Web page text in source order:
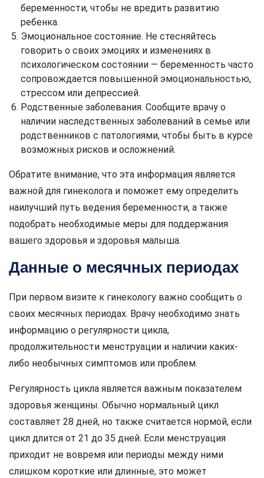
беременности, чтобы не вредить развитию
ребенка.
Эмоциональное состояние. Не стесняйтесь
говорить о своих эмоциях и изменениях в
психологическом состоянии — беременность часто
сопровождается повышенной эмоциональностью,
стрессом или депрессией.
Родственные заболевания. Сообщите врачу о
наличии наследственных заболеваний в семье или
родственников с патологиями, чтобы быть в курсе
возможных рисков и осложнений.
Обратите внимание, что эта информация является
важной для гинеколога и поможет ему определить
наилучший путь ведения беременности, а также
подобрать необходимые меры для поддержания
вашего здоровья и здоровья малыша.
Данные о месячных периодах
При первом визите к гинекологу важно сообщить о
своих месячных периодах. Врачу необходимо знать
информацию о регулярности цикла,
продолжительности менструации и наличии каких-
либо необычных симптомов или проблем.
Регулярность цикла является важным показателем
здоровья женщины. Обычно нормальный цикл
составляет 28 дней, но также считается нормой, если
цикл длится от 21 до 35 дней. Если менструация
приходит не вовремя или периоды между ними
слишком короткие или длинные, это может